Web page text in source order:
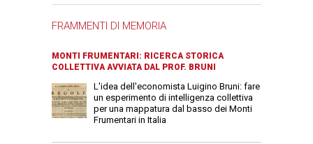
FRAMMENTI DI MEMORIA
MONTI FRUMENTARI: RICERCA STORICA
COLLETTIVA AVVIATA DAL PROF. BRUNI
L'idea dell'economista Luigino Bruni: fare
un esperimento di intelligenza collettiva
per una mappatura dal basso dei Monti
Frumentari in Italia